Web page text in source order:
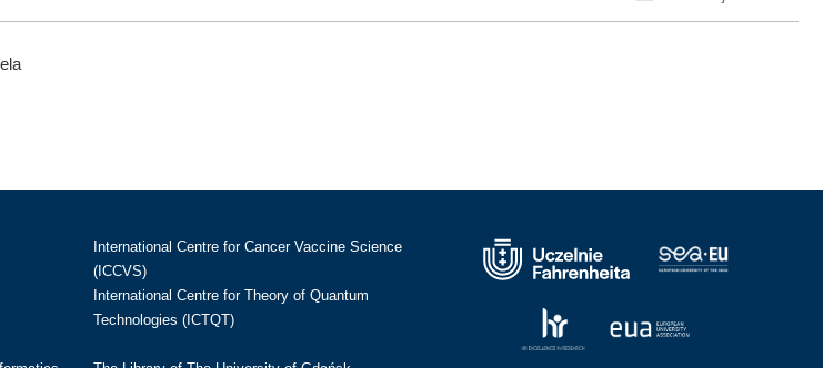
International Centre for Cancer Vaccine Science
(ICCVS)
International Centre for Theory of Quantum
Technologies (ICTQT)